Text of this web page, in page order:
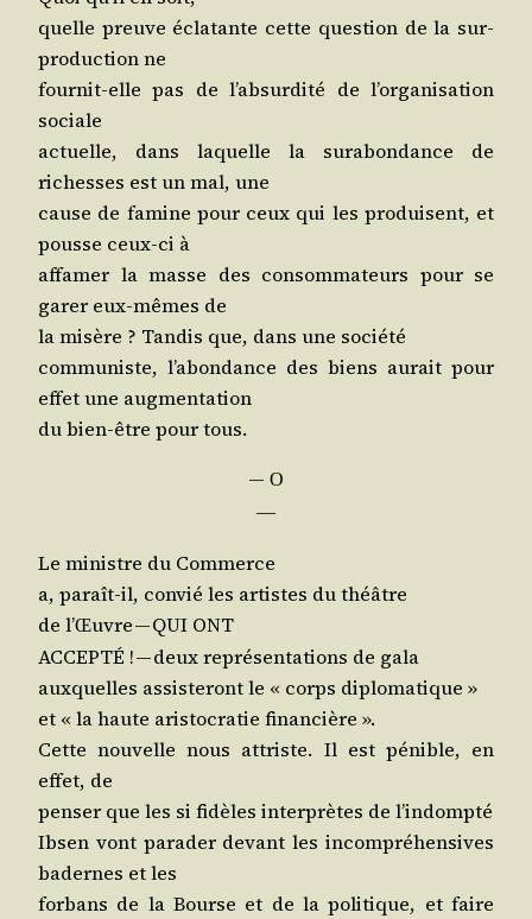
quelle preuve écla­tante cette ques­tion de la sur­
pro­duc­tion ne
four­nit-elle pas de l’ab­sur­di­té de l’or­ga­ni­sa­tion
sociale
actuelle, dans laquelle la sur­abon­dance de
richesses est un mal, une
cause de famine pour ceux qui les pro­duisent, et
pousse ceux-ci à
affa­mer la masse des consom­ma­teurs pour se
garer eux-mêmes de
la misère ? Tan­dis que, dans une société
com­mu­niste, l’a­bon­dance des biens aurait pour
effet une augmentation
du bien-être pour tous.
― O
―
Le ministre du Commerce
a, paraît-il, convié les artistes du théâtre
de l’Œuvre — QUI ONT
ACCEPTÉ ! — deux repré­sen­ta­tions de gala
aux­quelles assis­te­ront le « corps diplomatique »
et « la haute aris­to­cra­tie financière ».
Cette nou­velle nous attriste. Il est pénible, en
effet, de
pen­ser que les si fidèles inter­prètes de l’indompté
Ibsen vont para­der devant les incom­pré­hen­sives
badernes et les
for­bans de la Bourse et de la poli­tique, et faire